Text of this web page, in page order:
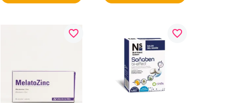
favorite_border favorite_border